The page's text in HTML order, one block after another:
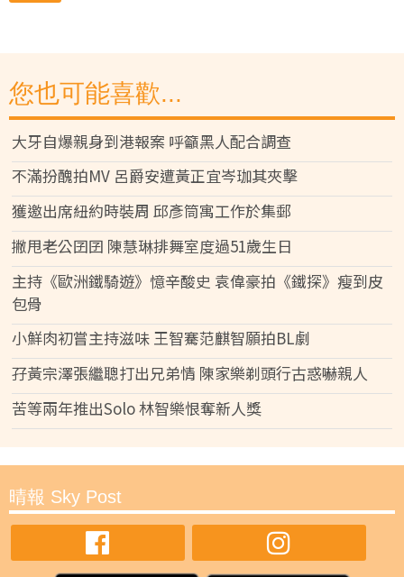
您也可能喜歡...
大牙自爆親身到港報案 呼籲黑人配合調查
不滿扮醜拍MV 呂爵安遭黃正宜岑珈其夾擊
獲邀出席紐約時裝周 邱彥筒寓工作於集郵
撇甩老公囝囝 陳慧琳排舞室度過51歲生日
主持《歐洲鐵騎遊》憶辛酸史 袁偉豪拍《鐵探》瘦到皮
包骨
小鮮肉初嘗主持滋味 王智騫范麒智願拍BL劇
孖黃宗澤張繼聰打出兄弟情 陳家樂剃頭行古惑嚇親人
苦等兩年推出Solo 林智樂恨奪新人獎
晴報 Sky Post